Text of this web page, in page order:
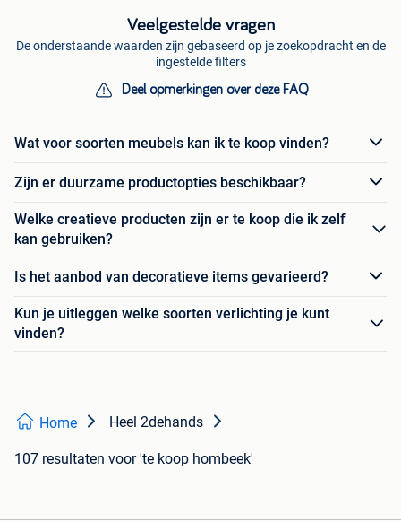
Veelgestelde vragen
De onderstaande waarden zijn gebaseerd op je zoekopdracht en de
ingestelde filters
Deel opmerkingen over deze FAQ
Wat voor soorten meubels kan ik te koop vinden?
Zijn er duurzame productopties beschikbaar?
Welke creatieve producten zijn er te koop die ik zelf
kan gebruiken?
Is het aanbod van decoratieve items gevarieerd?
Kun je uitleggen welke soorten verlichting je kunt
vinden?
Home Heel 2dehands
107 resultaten voor 'te koop hombeek'